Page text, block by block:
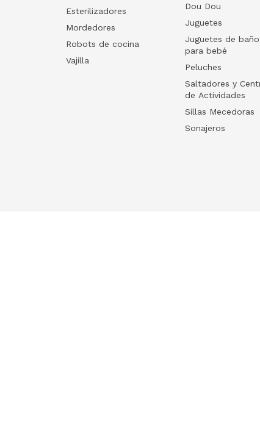
Esterilizadores
Mordedores
Robots de cocina
Vajilla
Dou Dou
Juguetes
Juguetes de baño
para bebé
Peluches
Saltadores y
de Actividades
Sillas Mecedoras
Sonajeros